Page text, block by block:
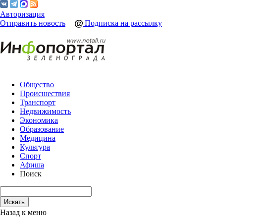
Авторизация
Отправить новость
Подписка на рассылку
Общество
Происшествия
Транспорт
Недвижимость
Экономика
Образование
Медицина
Культура
Спорт
Афиша
Поиск
Назад к меню